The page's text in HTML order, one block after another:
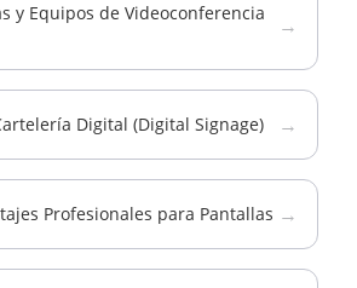
y Equipos de Videoconferencia
→
Digital (Digital Signage) →
Profesionales para Pantallas →